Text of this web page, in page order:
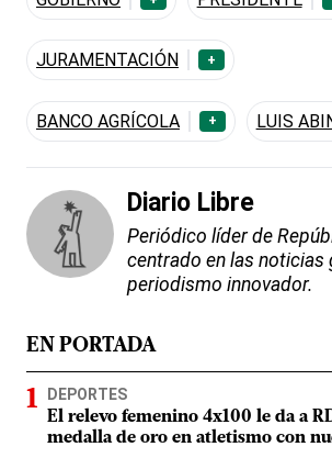
JURAMENTACIÓN +
BANCO AGRÍCOLA + LUIS
Diario Libre
Periódico líder de
centrado en las noticias
periodismo innovador.
EN PORTADA
DEPORTES
El relevo femenino 4x100 le da a
medalla de oro en atletismo con